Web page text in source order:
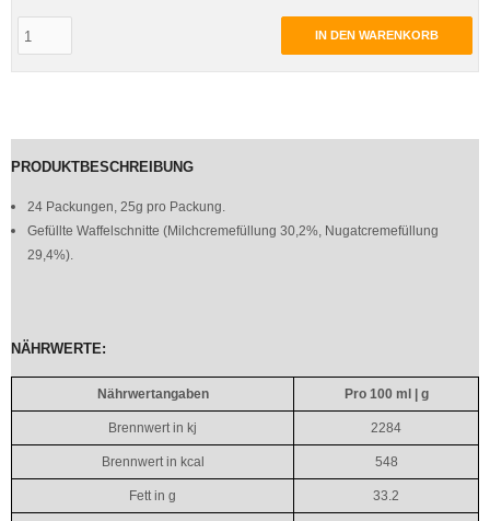
IN DEN WARENKORB
PRODUKTBESCHREIBUNG
24 Packungen, 25g pro Packung.
Gefüllte Waffelschnitte (Milchcremefüllung 30,2%, Nugatcremefüllung
29,4%).
NÄHRWERTE:
Nährwertangaben Pro 100 ml | g
Brennwert in kj 2284
Brennwert in kcal 548
Fett in g 33.2